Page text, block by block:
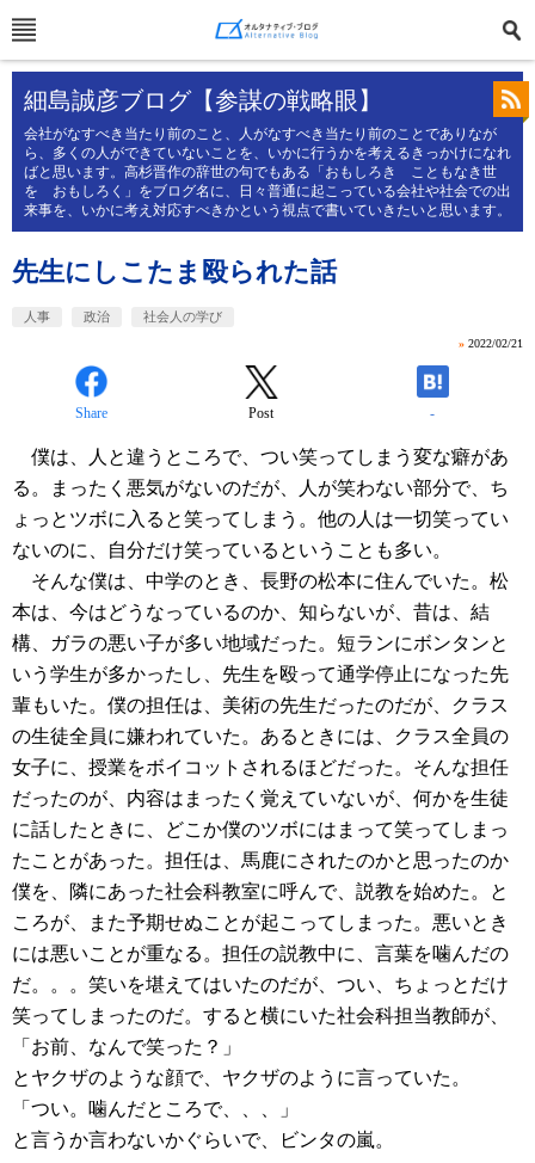
細島誠彦ブログ【参謀の戦略眼】
会社がなすべき当たり前のこと、人がなすべき当たり前のことでありなが
ら、多くの人ができていないことを、いかに行うかを考えるきっかけになれ
ばと思います。高杉晋作の辞世の句でもある「おもしろき こともなき世
を おもしろく」をブログ名に、日々普通に起こっている会社や社会での出
来事を、いかに考え対応すべきかという視点で書いていきたいと思います。
先生にしこたま殴られた話
人事 政治 社会人の学び
» 2022/02/21
Share Post -
僕は、人と違うところで、つい笑ってしまう変な癖があ
る。まったく悪気がないのだが、人が笑わない部分で、ち
ょっとツボに入ると笑ってしまう。他の人は一切笑ってい
ないのに、自分だけ笑っているということも多い。
そんな僕は、中学のとき、長野の松本に住んでいた。松
本は、今はどうなっているのか、知らないが、昔は、結
構、ガラの悪い子が多い地域だった。短ランにボンタンと
いう学生が多かったし、先生を殴って通学停止になった先
輩もいた。僕の担任は、美術の先生だったのだが、クラス
の生徒全員に嫌われていた。あるときには、クラス全員の
女子に、授業をボイコットされるほどだった。そんな担任
だったのが、内容はまったく覚えていないが、何かを生徒
に話したときに、どこか僕のツボにはまって笑ってしまっ
たことがあった。担任は、馬鹿にされたのかと思ったのか
僕を、隣にあった社会科教室に呼んで、説教を始めた。と
ころが、また予期せぬことが起こってしまった。悪いとき
には悪いことが重なる。担任の説教中に、言葉を噛んだの
だ。。。笑いを堪えてはいたのだが、つい、ちょっとだけ
笑ってしまったのだ。すると横にいた社会科担当教師が、
「お前、なんで笑った？」
とヤクザのような顔で、ヤクザのように言っていた。
「つい。噛んだところで、、、」
と言うか言わないかぐらいで、ビンタの嵐。